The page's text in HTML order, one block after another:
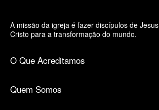
A missão da igreja é fazer discípulos de Jesus
Cristo para a transformação do mundo.
O Que Acreditamos
Quem Somos